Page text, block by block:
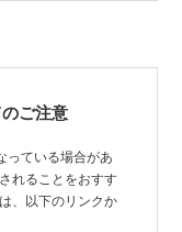
ご注意
っている場合があ
れることをおすす
、以下のリンクか